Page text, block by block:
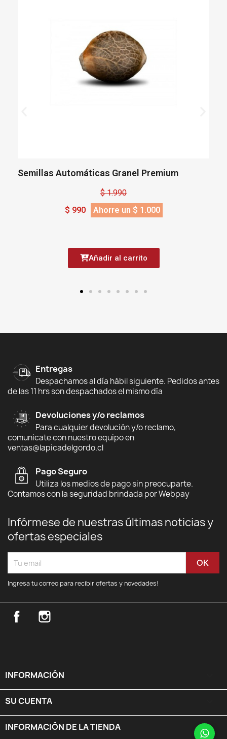
Semillas Automáticas Granel Premium
$ 1.990
$ 990
Ahorre un $ 1.000
Añadir al carrito
Entregas
Despachamos al día hábil siguiente. Pedidos antes
de las 11 hrs son despachados el mismo día
Devoluciones y/o reclamos
Para cualquier devolución y/o reclamo,
comunicate con nuestro equipo en
ventas@lapicadelgordo.cl
Pago Seguro
Utiliza los medios de pago sin preocuparte.
Contamos con la seguridad brindada por Webpay
Infórmese de nuestras últimas noticias y
ofertas especiales
Ingresa tu correo para recibir ofertas y novedades!
Facebook
INFORMACIÓN
SU CUENTA
INFORMACIÓN DE LA TIENDA keyboard_arrow_down